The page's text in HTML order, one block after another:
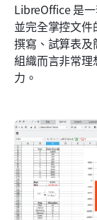
LibreOffice 是
並完全掌控文
撰寫、試算表
組織而言非常
力。